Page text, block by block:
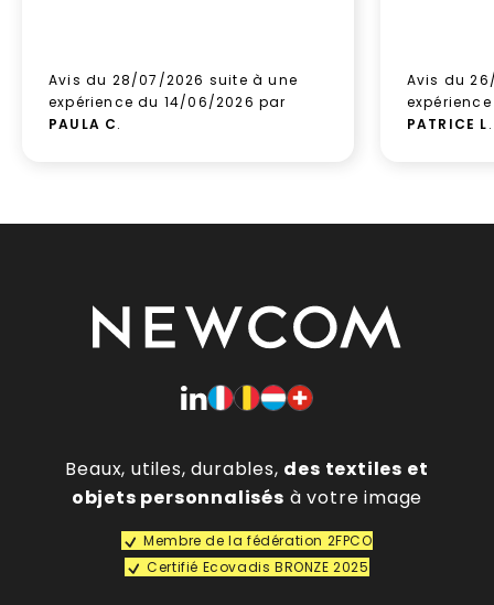
Avis du 28/07/2026 suite à une
expérience du 14/06/2026 par
PAULA C.
Avis du
PATRICE L.
Beaux, utiles, durables, des textiles et
objets personnalisés à votre image
Membre de la fédération 2FPCO
Certifié Ecovadis BRONZE 2025